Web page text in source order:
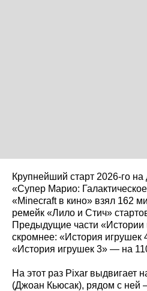
Крупнейший старт 2026-го
«Супер Марио:
«Minecraft в кино» взял 162
ремейк «Лило и Стич»
Предыдущие части «Истории
скромнее: «История
«История игрушек 3» — на
На этот раз Pixar выдвигает
(Джоан Кьюсак), рядом с ней